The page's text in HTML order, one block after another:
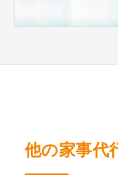
他の家事代